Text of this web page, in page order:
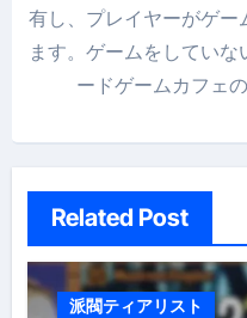
有し、プレイヤーがゲ
ます。ゲームをしてい
ードゲームカフェ
Related Post
派閥ティアリスト